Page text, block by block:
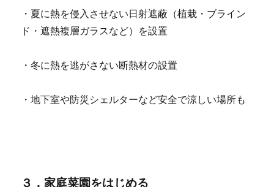
・夏に熱を侵入させない日射遮蔽（植栽・ブライン
ド・遮熱複層ガラスなど）を設置
・冬に熱を逃がさない断熱材の設置
・地下室や防災シェルターなど安全で涼しい場所も
３．家庭菜園をはじめる